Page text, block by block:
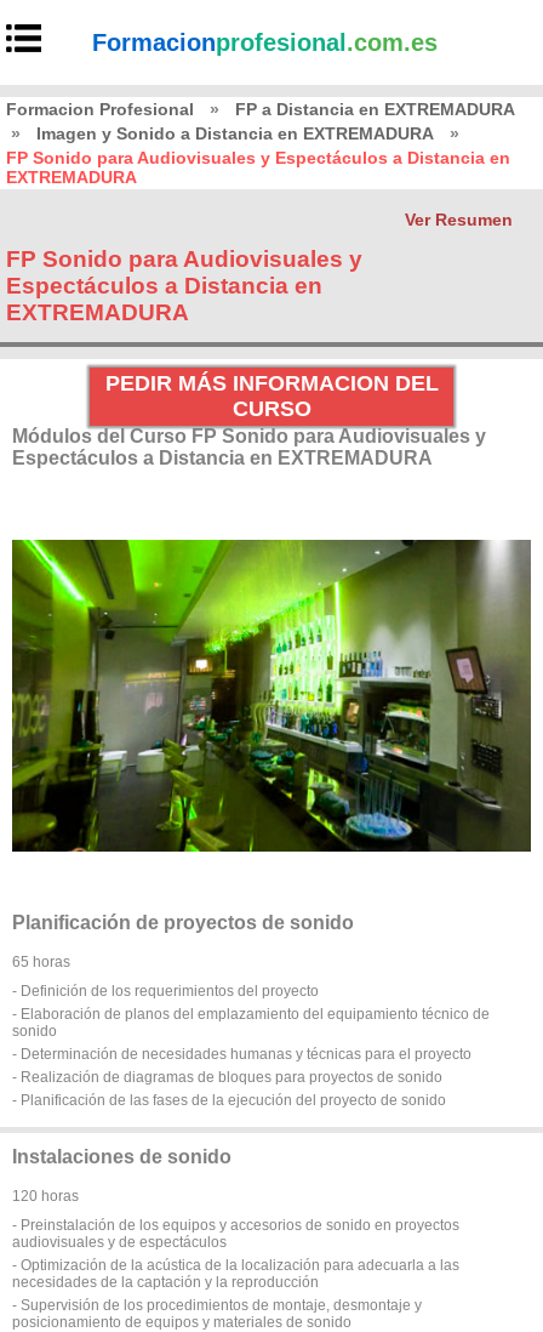
Formacionprofesional .com.es
Formacion Profesional »
FP a Distancia en EXTREMADURA
»
Imagen y Sonido a Distancia en EXTREMADURA
»
FP Sonido para Audiovisuales y Espectáculos a Distancia en
EXTREMADURA
Ver Resumen
FP Sonido para Audiovisuales y
Espectáculos a Distancia en
EXTREMADURA
PEDIR MÁS INFORMACION DEL
CURSO
Módulos del Curso FP Sonido para Audiovisuales y
Espectáculos a Distancia en EXTREMADURA
Planificación de proyectos de sonido
65 horas
- Definición de los requerimientos del proyecto
- Elaboración de planos del emplazamiento del equipamiento técnico de
sonido
- Determinación de necesidades humanas y técnicas para el proyecto
- Realización de diagramas de bloques para proyectos de sonido
- Planificación de las fases de la ejecución del proyecto de sonido
Instalaciones de sonido
120 horas
- Preinstalación de los equipos y accesorios de sonido en proyectos
audiovisuales y de espectáculos
- Optimización de la acústica de la localización para adecuarla a las
necesidades de la captación y la reproducción
- Supervisión de los procedimientos de montaje, desmontaje y
posicionamiento de equipos y materiales de sonido